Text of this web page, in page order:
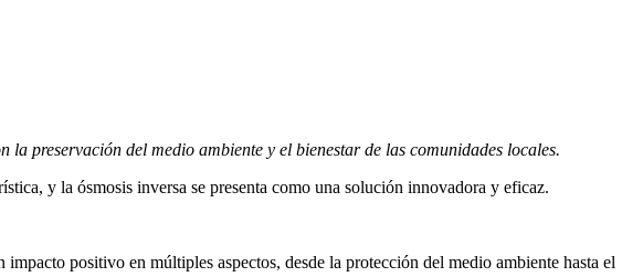
preservación del medio ambiente y el bienestar de las comunidades locales.
y la ósmosis inversa se presenta como una solución innovadora y eficaz.
positivo en múltiples aspectos, desde la protección del medio ambiente hasta el